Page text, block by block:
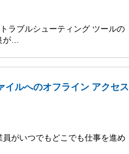
ラブルシューティング ツールの
が…
イルへのオフライン アクセス
がいつでもどこでも仕事を進め